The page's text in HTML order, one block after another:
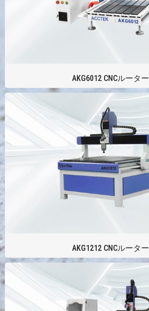
AKG6012 CNCルーター
AKG1212 CNCルーター